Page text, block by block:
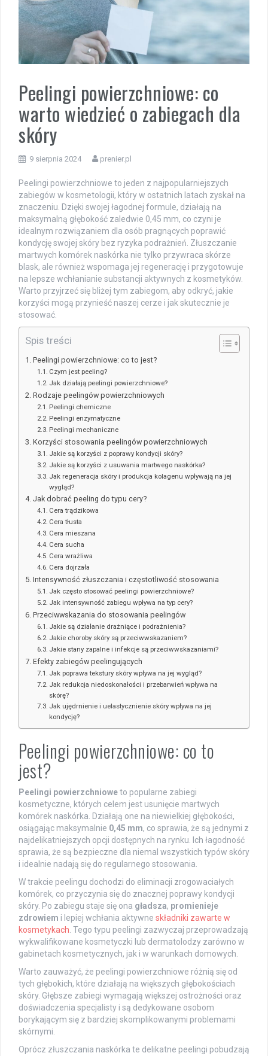
Peelingi powierzchniowe: co
warto wiedzieć o zabiegach dla
skóry
9 sierpnia 2024 prenier.pl
Peelingi powierzchniowe to jeden z najpopularniejszych
zabiegów w kosmetologii, który w ostatnich latach zyskał na
znaczeniu. Dzięki swojej łagodnej formule, działają na
maksymalną głębokość zaledwie 0,45 mm, co czyni je
idealnym rozwiązaniem dla osób pragnących poprawić
kondycję swojej skóry bez ryzyka podrażnień. Złuszczanie
martwych komórek naskórka nie tylko przywraca skórze
blask, ale również wspomaga jej regenerację i przygotowuje
na lepsze wchłanianie substancji aktywnych z kosmetyków.
Warto przyjrzeć się bliżej tym zabiegom, aby odkryć, jakie
korzyści mogą przynieść naszej cerze i jak skutecznie je
stosować.
Spis treści
Peelingi powierzchniowe: co to jest?
Czym jest peeling?
Jak działają peelingi powierzchniowe?
Rodzaje peelingów powierzchniowych
Peelingi chemiczne
Peelingi enzymatyczne
Peelingi mechaniczne
Korzyści stosowania peelingów powierzchniowych
Jakie są korzyści z poprawy kondycji skóry?
Jakie są korzyści z usuwania martwego naskórka?
Jak regeneracja skóry i produkcja kolagenu wpływają na jej
wygląd?
Jak dobrać peeling do typu cery?
Cera trądzikowa
Cera tłusta
Cera mieszana
Cera sucha
Cera wrażliwa
Cera dojrzała
Intensywność złuszczania i częstotliwość stosowania
Jak często stosować peelingi powierzchniowe?
Jak intensywność zabiegu wpływa na typ cery?
Przeciwwskazania do stosowania peelingów
Jakie są działanie drażniące i podrażnienia?
Jakie choroby skóry są przeciwwskazaniem?
Jakie stany zapalne i infekcje są przeciwwskazaniami?
Efekty zabiegów peelingujących
Jak poprawa tekstury skóry wpływa na jej wygląd?
Jak redukcja niedoskonałości i przebarwień wpływa na
skórę?
Jak ujędrnienie i uelastycznienie skóry wpływa na jej
kondycję?
Peelingi powierzchniowe: co to
jest?
Peelingi powierzchnioweto popularne zabiegi
kosmetyczne, których celem jest usunięcie martwych
komórek naskórka. Działają one na niewielkiej głębokości,
osiągając maksymalnie 0,45 mm, co sprawia, że są jednymi z
najdelikatniejszych opcji dostępnych na rynku. Ich łagodność
sprawia, że są bezpieczne dla niemal wszystkich typów skóry
i idealnie nadają się do regularnego stosowania.
W trakcie peelingu dochodzi do eliminacji zrogowaciałych
komórek, co przyczynia się do znacznej poprawy kondycji
skóry. Po zabiegu staje się ona gładsza, promienieje
zdrowiem i lepiej wchłania aktywne składniki zawarte w
kosmetykach . Tego typu peelingi zazwyczaj przeprowadzają
wykwalifikowane kosmetyczki lub dermatolodzy zarówno w
gabinetach kosmetycznych, jak i w warunkach domowych.
Warto zauważyć, że peelingi powierzchniowe różnią się od
tych głębokich, które działają na większych głębokościach
skóry. Głębsze zabiegi wymagają większej ostrożności oraz
doświadczenia specjalisty i są dedykowane osobom
borykającym się z bardziej skomplikowanymi problemami
skórnymi.
Oprócz złuszczania naskórka te delikatne peelingi pobudzają